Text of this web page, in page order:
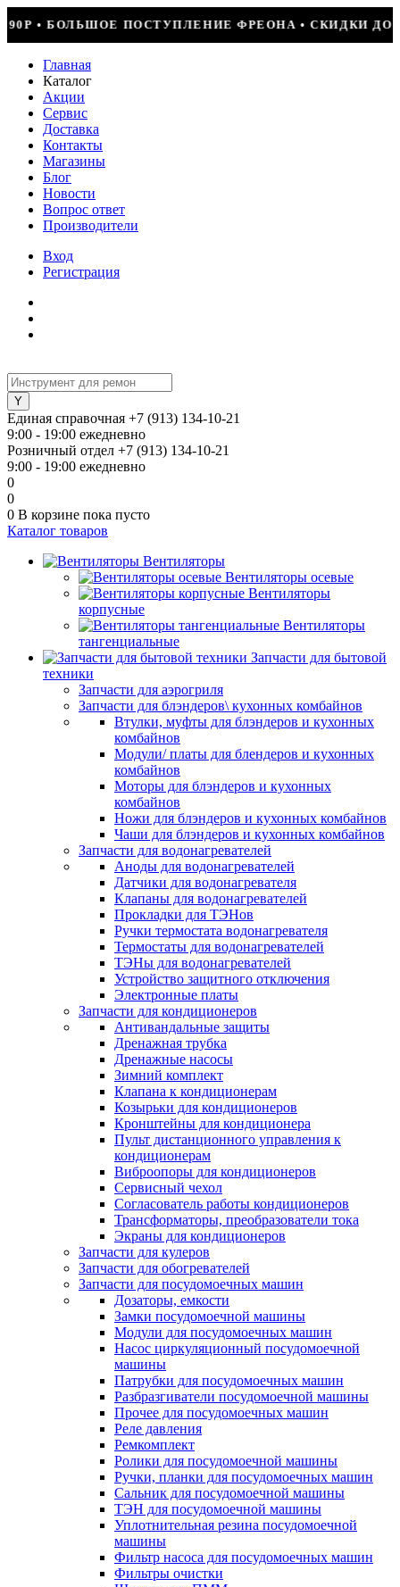
ФРЕОНА • СКИДКИ ДО 50% НА ВЕСЬ ИНСТРУМЕНТ •
Главная
Каталог
Акции
Сервис
Доставка
Контакты
Магазины
Блог
Новости
Вопрос ответ
Производители
Вход
Регистрация
Единая справочная +7 (913) 134-10-21
9:00 - 19:00 ежедневно
Розничный отдел +7 (913) 134-10-21
9:00 - 19:00 ежедневно
0
0
0 В корзине пока пусто
Каталог товаров
Вентиляторы
Вентиляторы осевые
Вентиляторы
корпусные
Вентиляторы
тангенциальные
Запчасти для бытовой
техники
Запчасти для аэрогриля
Запчасти для блэндеров\ кухонных комбайнов
Втулки, муфты для блэндеров и кухонных
комбайнов
Модули/ платы для блендеров и кухонных
комбайнов
Моторы для блэндеров и кухонных
комбайнов
Ножи для блэндеров и кухонных комбайнов
Чаши для блэндеров и кухонных комбайнов
Запчасти для водонагревателей
Аноды для водонагревателей
Датчики для водонагревателя
Клапаны для водонагревателей
Прокладки для ТЭНов
Ручки термостата водонагревателя
Термостаты для водонагревателей
ТЭНы для водонагревателей
Устройство защитного отключения
Электронные платы
Запчасти для кондиционеров
Антивандальные защиты
Дренажная трубка
Дренажные насосы
Зимний комплект
Клапана к кондиционерам
Козырьки для кондиционеров
Кронштейны для кондиционера
Пульт дистанционного управления к
кондиционерам
Виброопоры для кондиционеров
Сервисный чехол
Согласователь работы кондиционеров
Трансформаторы, преобразователи тока
Экраны для кондиционеров
Запчасти для кулеров
Запчасти для обогревателей
Запчасти для посудомоечных машин
Дозаторы, емкости
Замки посудомоечной машины
Модули для посудомоечных машин
Насос циркуляционный посудомоечной
машины
Патрубки для посудомоечных машин
Разбразгиватели посудомоечной машины
Прочее для посудомоечных машин
Реле давления
Ремкомплект
Ролики для посудомоечной машины
Ручки, планки для посудомоечных машин
Сальник для посудомоечной машины
ТЭН для посудомоечной машины
Уплотнительная резина посудомоечной
машины
Фильтр насоса для посудомоечных машин
Фильтры очистки